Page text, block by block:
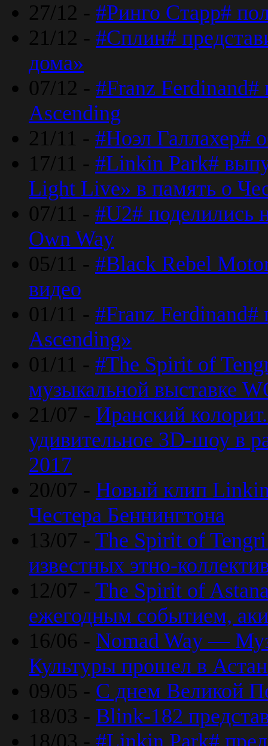
27/12 - #Ринго Старр#
21/12 - #Сплин#
дома»
07/12 - #Franz
Ascending
21/11 - #Ноэл Галлахер#
17/11 - #Linkin Park#
Light Live» в память о
07/11 - #U2#
Own Way
05/11 - #Black Rebel
видео
01/11 - #Franz Ferdinand#
Ascending»
01/11 - #The Spirit of
музыкальной выставке
21/07 - Иранский
удивительное 3D-шоу в
2017
20/07 - Новый клип Linkin
Честера Беннингтона
13/07 - The Spirit of Tengri
известных этно-
12/07 - The Spirit of
ежегодным событием,
16/06 - Nomad Way —
Культуры прошел в
09/05 - С днем Великой
18/03 - Blink-182